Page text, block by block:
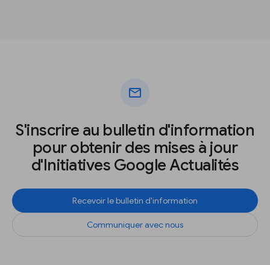
mail
S'inscrire au bulletin d'information
pour obtenir des mises à jour
d'Initiatives Google Actualités
Recevoir le bulletin d'information
Communiquer avec nous